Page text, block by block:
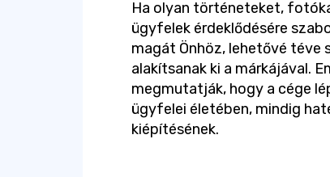
Ha olyan történeteket,
ügyfelek érdeklődésére
magát Önhöz, lehetővé téve
alakítsanak ki a márkájával.
megmutatják, hogy a cége
ügyfelei életében, mindig
kiépítésének.